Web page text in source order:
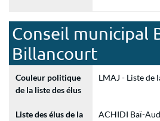
Conseil municipal
Billancourt
Couleur politique
de la liste des élus
LMAJ - Liste de
Liste des élus de la
ACHIDI Baï-